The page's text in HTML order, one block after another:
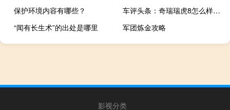
保护环境内容有哪些？
车评头条：奇瑞瑞虎8怎么样及奇瑞瑞虎8性价比高吗
“闻有长生术”的出处是哪里
军团炼金攻略
影视分类